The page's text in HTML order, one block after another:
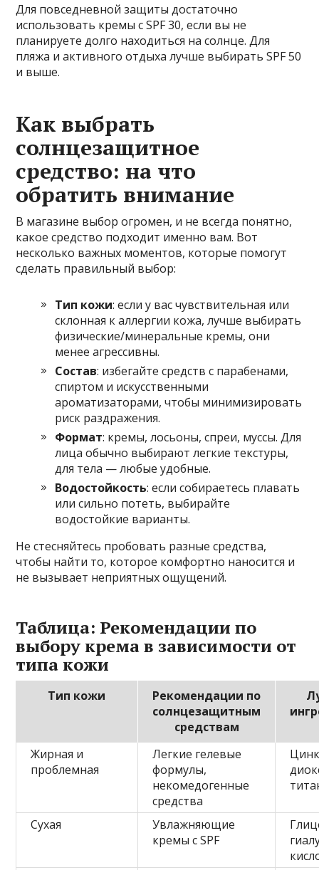
Для повседневной защиты достаточно
использовать кремы с SPF 30, если вы не
планируете долго находиться на солнце. Для
пляжа и активного отдыха лучше выбирать SPF 50
и выше.
Как выбрать
солнцезащитное
средство: на что
обратить внимание
В магазине выбор огромен, и не всегда понятно,
какое средство подходит именно вам. Вот
несколько важных моментов, которые помогут
сделать правильный выбор:
Тип кожи: если у вас чувствительная или
склонная к аллергии кожа, лучше выбирать
физические/минеральные кремы, они
менее агрессивны.
Состав: избегайте средств с парабенами,
спиртом и искусственными
ароматизаторами, чтобы минимизировать
риск раздражения.
Формат: кремы, лосьоны, спреи, муссы. Для
лица обычно выбирают легкие текстуры,
для тела — любые удобные.
Водостойкость: если собираетесь плавать
или сильно потеть, выбирайте
водостойкие варианты.
Не стесняйтесь пробовать разные средства,
чтобы найти то, которое комфортно наносится и
не вызывает неприятных ощущений.
Таблица: Рекомендации по
выбору крема в зависимости от
типа кожи
Тип кожи
Рекомендации по
солнцезащитным
средствам
Жирная и
проблемная
Легкие гелевые
формулы,
некомедогенные
средства
Сухая
Увлажняющие
кремы с SPF